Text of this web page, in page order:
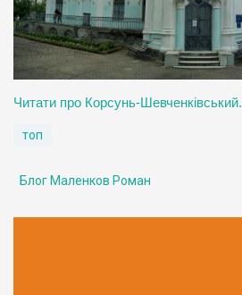
Читати про Корсунь-Шевченківський.
топ
Блог Маленков Роман